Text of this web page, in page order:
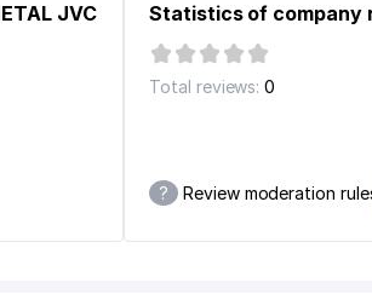
JVC
Statistics of company
Total reviews: 0
? Review moderation